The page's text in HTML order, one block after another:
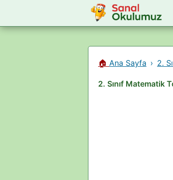
🏠 Ana Sayfa 2.
2. Sınıf Matematik